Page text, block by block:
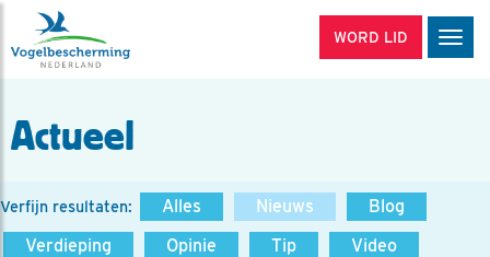
WORD LID
Actueel
Verfijn resultaten: Alles Nieuws
Blog
Verdieping
Opinie Tip
Video